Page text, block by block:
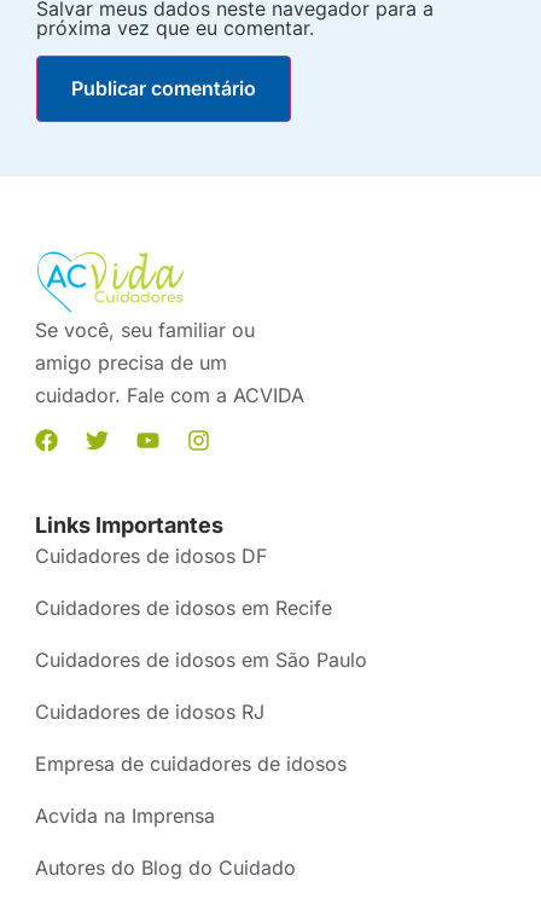
Salvar meus dados neste navegador para a
próxima vez que eu comentar.
Se você, seu familiar ou
amigo precisa de um
cuidador. Fale com a ACVIDA
Links Importantes
Cuidadores de idosos DF
Cuidadores de idosos em Recife
Cuidadores de idosos em São Paulo
Cuidadores de idosos RJ
Empresa de cuidadores de idosos
Acvida na Imprensa
Autores do Blog do Cuidado